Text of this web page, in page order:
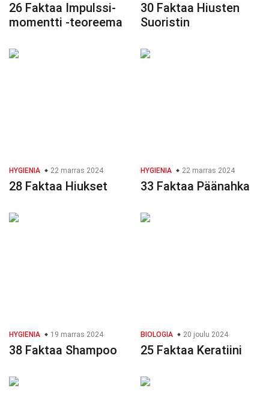
26 Faktaa Impulssi-
momentti -teoreema
30 Faktaa Hiusten
Suoristin
HYGIENIA 22 marras 2024
28 Faktaa Hiukset
HYGIENIA 22 marras 2024
33 Faktaa Päänahka
HYGIENIA 19 marras 2024
38 Faktaa Shampoo
BIOLOGIA 20 joulu 2024
25 Faktaa Keratiini